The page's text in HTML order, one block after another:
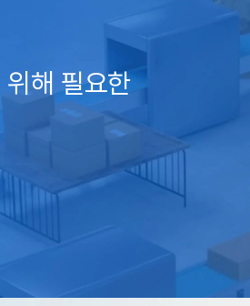
해 필요한